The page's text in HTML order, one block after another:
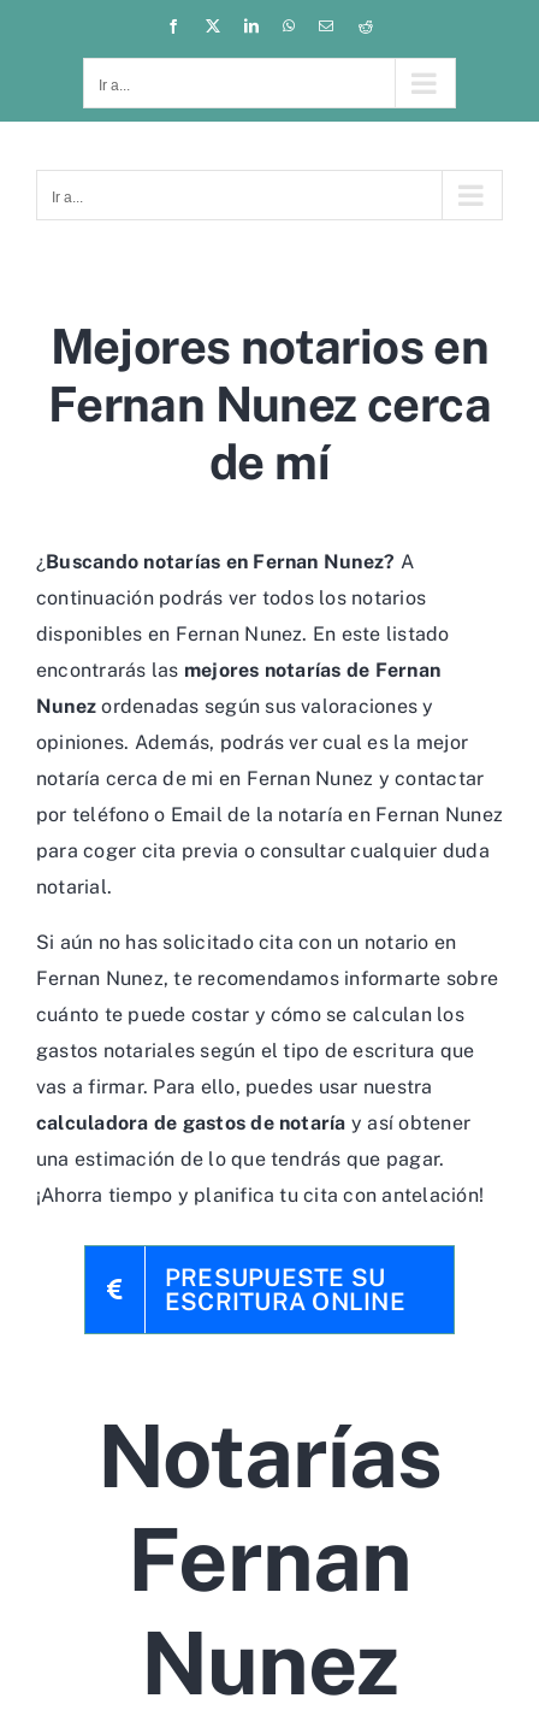
Facebook
X LinkedInWhatsAppCorreo
electrónico
Reddit
Ir a...
Ir a...
Mejores notarios en
Fernan Nunez cerca
de mí
¿Buscando notarías en Fernan Nunez? A
continuación podrás ver todos los notarios
disponibles en Fernan Nunez. En este listado
encontrarás las mejores notarías de Fernan
Nunez ordenadas según sus valoraciones y
opiniones. Además, podrás ver cual es la mejor
notaría cerca de mi en Fernan Nunez y contactar
por teléfono o Email de la notaría en Fernan Nunez
para coger cita previa o consultar cualquier duda
notarial.
Si aún no has solicitado cita con un notario en
Fernan Nunez, te recomendamos informarte sobre
cuánto te puede costar y cómo se calculan los
gastos notariales según el tipo de escritura que
vas a firmar. Para ello, puedes usar nuestra
calculadora de gastos de notaría y así obtener
una estimación de lo que tendrás que pagar.
¡Ahorra tiempo y planifica tu cita con antelación!
PRESUPUESTE SU
ESCRITURA ONLINE
Notarías
Fernan
Nunez